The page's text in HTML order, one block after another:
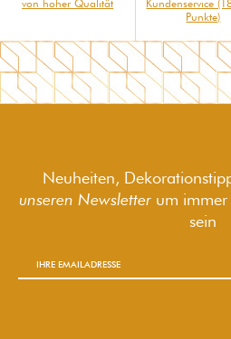
von hoher Qualität
Kundenservice
Punkte)
Neuheiten,
unseren Newsletter um immer
sein